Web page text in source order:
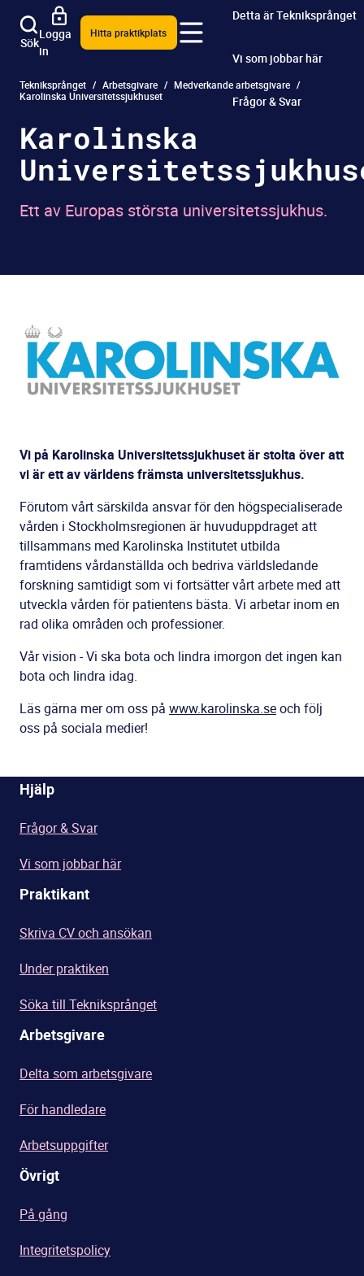
Sök
Logga
in
Hitta praktikplats
Detta är Tekniksprånget
Vi som jobbar här
Frågor & Svar
Tekniksprånget Arbetsgivare
Medverkande arbetsgivare
Karolinska Universitetssjukhuset
Karolinska
Ett av Europas största universitetssjukhus.
Vi på Karolinska Universitetssjukhuset är stolta över att
vi är ett av världens främsta universitetssjukhus.
Förutom vårt särskilda ansvar för den högspecialiserade
vården i Stockholmsregionen är huvuduppdraget att
tillsammans med Karolinska Institutet utbilda
framtidens vårdanställda och bedriva världsledande
forskning samtidigt som vi fortsätter vårt arbete med att
utveckla vården för patientens bästa. Vi arbetar inom en
rad olika områden och professioner.
Vår vision - Vi ska bota och lindra imorgon det ingen kan
bota och lindra idag.
Läs gärna mer om oss på www.karolinska.seoch följ
oss på sociala medier!
Hjälp
Frågor & Svar
Vi som jobbar här
Praktikant
Skriva CV och ansökan
Under praktiken
Söka till Tekniksprånget
Arbetsgivare
Delta som arbetsgivare
För handledare
Arbetsuppgifter
Övrigt
På gång
Integritetspolicy